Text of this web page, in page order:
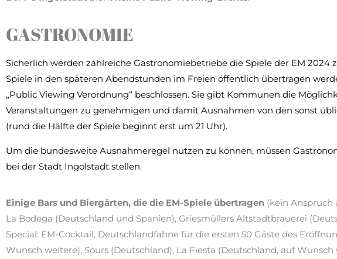
GASTRONOMIE
Sicherlich werden zahlreiche Gastronomiebetriebe die Spiele der EM 2024
Spiele in den späteren Abendstunden im Freien öffentlich übertragen
„Public Viewing Verordnung“ beschlossen. Sie gibt Kommunen die
Veranstaltungen zu genehmigen und damit Ausnahmen von den sonst
(rund die Hälfte der Spiele beginnt erst um 21 Uhr).
Um die bundesweite Ausnahmeregel nutzen zu können, müssen
bei der Stadt Ingolstadt stellen.
Einige Bars und Biergärten, die die EM-Spiele übertragen (kein Anspruch
La Bodega (Deutschland und Spanien), Griesmüllers Altstadtbrauerei
Special: EM-Cocktail, Deutschlandfahne für die ersten 50 Gäste des
Wunsch weitere), Sours (Deutschland), La Fiesta (Deutschland, auf